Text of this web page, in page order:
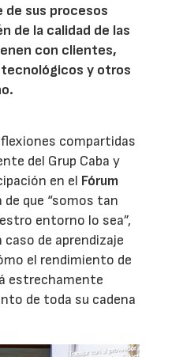
de sus procesos
de la calidad de las
con clientes,
y otros
compartidas
del Grup Caba y
en el Fórum
de que “somos tan
entorno lo sea”,
de aprendizaje
el rendimiento de
estrechamente
de toda su cadena